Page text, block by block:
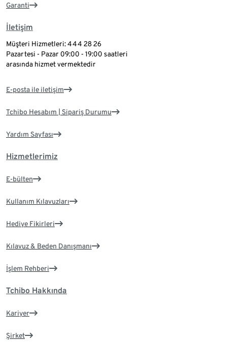
Garanti
İletişim
Müşteri Hizmetleri: 444 28 26
Pazartesi - Pazar 09:00 - 19:00 saatleri
arasında hizmet vermektedir
E-posta ile iletişim
Tchibo Hesabım | Sipariş Durumu
Yardım Sayfası
Hizmetlerimiz
E-bülten
Kullanım Kılavuzları
Hediye Fikirleri
Kılavuz & Beden Danışmanı
İşlem Rehberi
Tchibo Hakkında
Kariyer
Şirket